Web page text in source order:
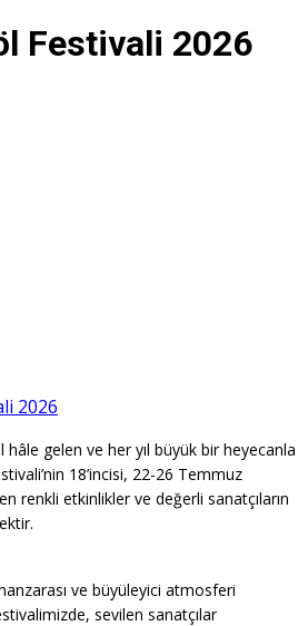
Festivali 2026
hâle gelen ve her yıl büyük bir heyecanla
18’incisi, 22-26 Temmuz
renkli etkinlikler ve değerli sanatçıların
ve büyüleyici atmosferi
sevilen sanatçılar